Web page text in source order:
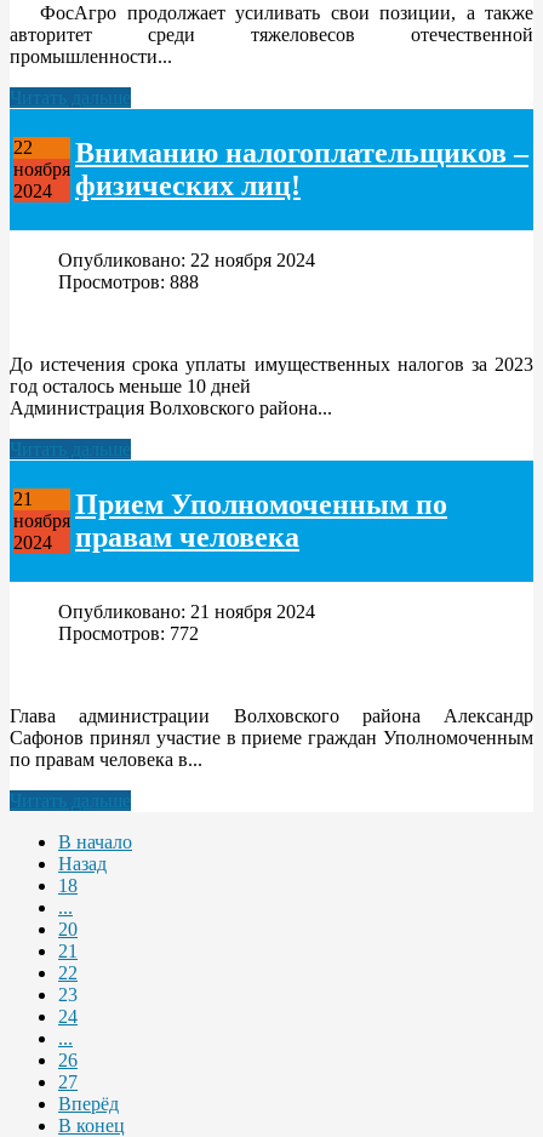
ФосАгро продолжает усиливать свои позиции, а также
авторитет среди тяжеловесов отечественной
промышленности...
Читать дальше
22
ноября
2024
Вниманию налогоплательщиков –
физических лиц!
Опубликовано: 22 ноября 2024
Просмотров: 888
До истечения срока уплаты имущественных налогов за 2023
год осталось меньше 10 дней
Администрация Волховского района...
Читать дальше
21
ноября
2024
Прием Уполномоченным по
правам человека
Опубликовано: 21 ноября 2024
Просмотров: 772
Глава администрации Волховского района Александр
Сафонов принял участие в приеме граждан Уполномоченным
по правам человека в...
Читать дальше
В начало
Назад
18
...
20
21
22
23
24
...
26
27
Вперёд
В конец